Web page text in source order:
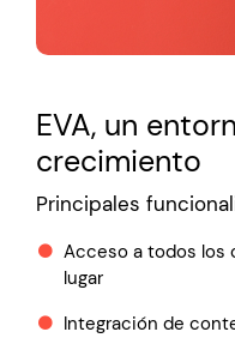
EVA, un
crecimiento
Principales
Acceso a todos los
lugar
Integración de